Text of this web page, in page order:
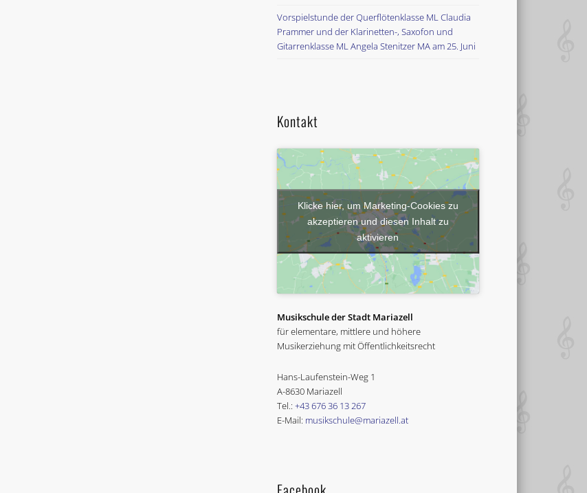
Vorspielstunde der Querflötenklasse ML Claudia
Prammer und der Klarinetten-, Saxofon und
Gitarrenklasse ML Angela Stenitzer MA am 25. Juni
Kontakt
Klicke hier, um Marketing-Cookies zu
akzeptieren und diesen Inhalt zu
aktivieren
Musikschule der Stadt Mariazell
für elementare, mittlere und höhere
Musikerziehung mit Öffentlichkeitsrecht
Hans-Laufenstein-Weg 1
A-8630 Mariazell
Tel.: +43 676 36 13 267
E-Mail: musikschule@mariazell.at